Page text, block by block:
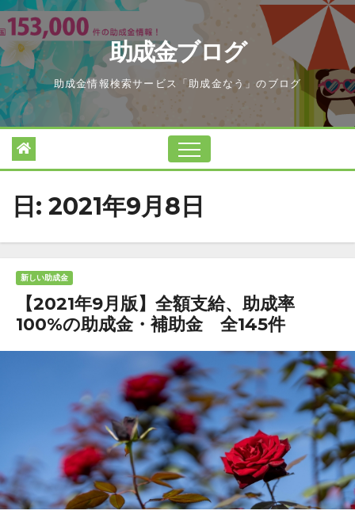
Skip
to
content
助成金ブログ
助成金情報検索サービス「助成金なう」のブログ
日: 2021年9月8日
新しい助成金
【2021年9月版】全額支給、助成率
100%の助成金・補助金 全145件